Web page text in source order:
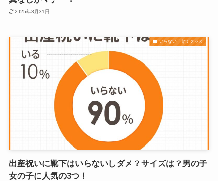
2025年3月31日
いらない子育てグッズ
出産祝いに靴下はいらないしダメ？サイズは？男の子
女の子に人気の3つ！